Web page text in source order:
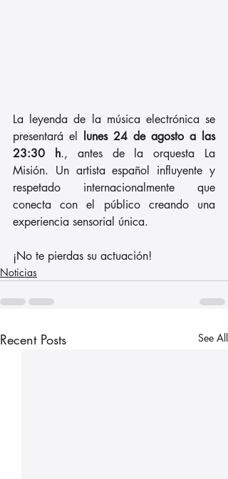
La leyenda de la música electrónica se
presentará el lunes 24 de agosto a las
23:30 h., antes de la orquesta La
Misión. Un artista español influyente y
respetado internacionalmente que
conecta con el público creando una
experiencia sensorial única.
¡No te pierdas su actuación!
Noticias
Recent Posts See All